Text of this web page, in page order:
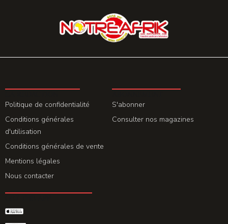
Politique de confidentialité
Conditions générales
d'utilisation
Conditions générales de vente
Mentions légales
Nous contacter
S'abonner
Consulter nos magazines